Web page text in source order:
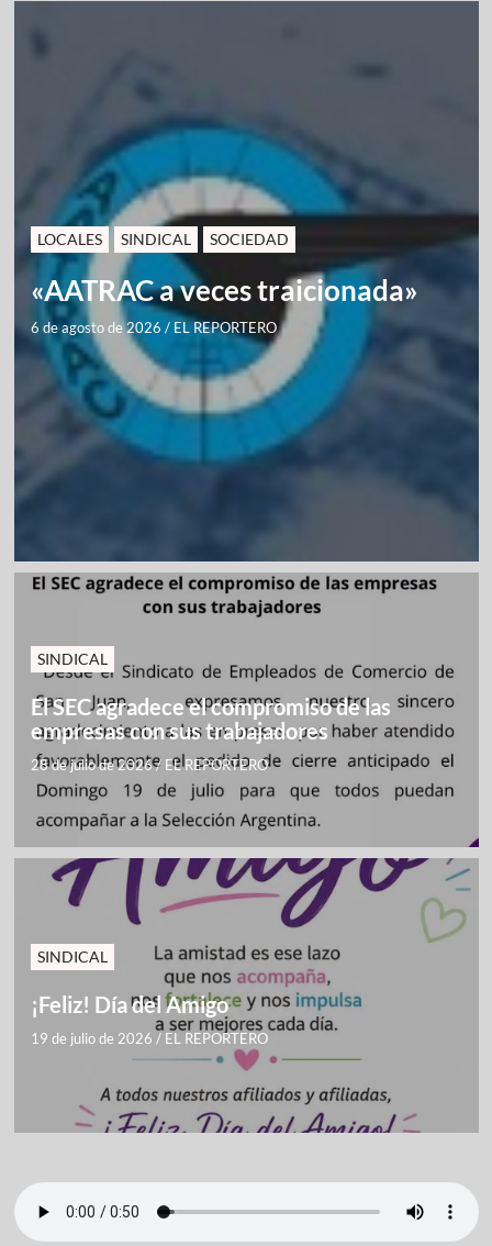
LOCALES SINDICAL SOCIEDAD
«AATRAC a veces traicionada»
6 de agosto de 2026 / EL REPORTERO
SINDICAL
El SEC agradece el compromiso de las
empresas con sus trabajadores
28 de julio de 2026/ EL REPORTERO
SINDICAL
¡Feliz! Día del Amigo
19 de julio de 2026 / EL REPORTERO